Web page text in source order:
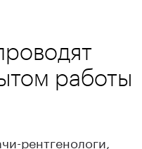
работы
рентгенологи,